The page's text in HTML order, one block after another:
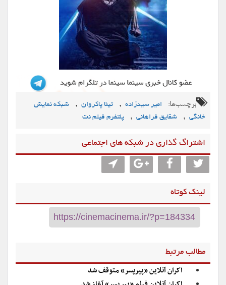
برچسب‌ها: امیر سیدزاده , تینا پاکروان ,
شبکه نمایش
خانگی , شقایق فراهانی , پلتفرم فیلم نت
اشتراگ گذاری در شبکه های اجتماعی
لینک کوتاه
مطالب مرتبط
اکران آنلاین «پیرپسر» متوقف شد